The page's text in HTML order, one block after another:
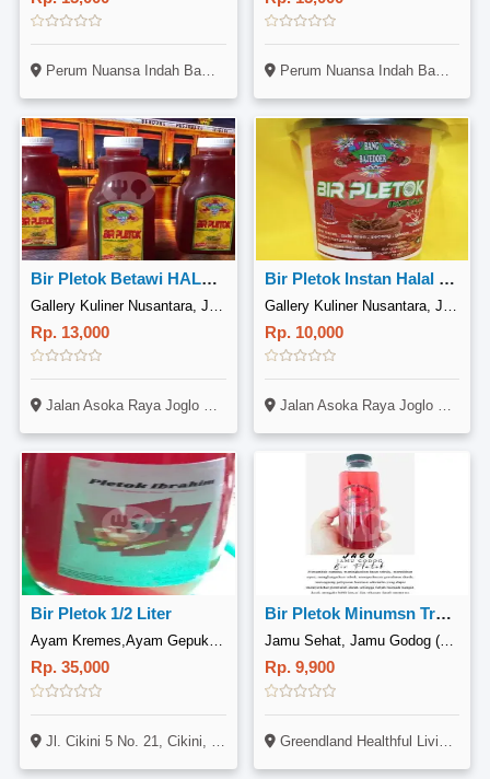
Perum Nuansa Indah Bambon Asri Blok F No.4 Rt.3 Rw.7 Kel.ragajaya Kec.bojonggede Perum Nuansa Indah Bambon Asri Blok F No.4 Rt.3 Rw.7 Kel.ragajaya Kec.bojonggede
Bir Pletok Betawi HALAL MUI
Gallery Kuliner Nusantara, Jalan Asoka Raya Joglo
Rp. 13,000
Jalan Asoka Raya Joglo Kembangan
Bir Pletok Instan Halal Mui
Gallery Kuliner Nusantara, Jalan Asoka Raya Joglo
Rp. 10,000
Jalan Asoka Raya Joglo Kembangan
Bir Pletok 1/2 Liter
Ayam Kremes,Ayam Gepuk & Bir Pletok Ibrahim, Cikini
Rp. 35,000
Jl. Cikini 5 No. 21, Cikini, Jakarta
Bir Pletok Minumsn Tradisional Kekinian
Jamu Sehat, Jamu Godog (JAGO) Bojongsari
Rp. 9,900
Greendland Healthful Living Blok O No. 3 Bojongsari Depok